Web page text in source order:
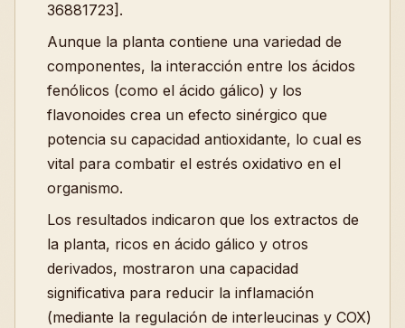
36881723].
Aunque la planta contiene una variedad de
componentes, la interacción entre los ácidos
fenólicos (como el ácido gálico) y los
flavonoides crea un efecto sinérgico que
potencia su capacidad antioxidante, lo cual es
vital para combatir el estrés oxidativo en el
organismo.
Los resultados indicaron que los extractos de
la planta, ricos en ácido gálico y otros
derivados, mostraron una capacidad
significativa para reducir la inflamación
(mediante la regulación de interleucinas y COX)